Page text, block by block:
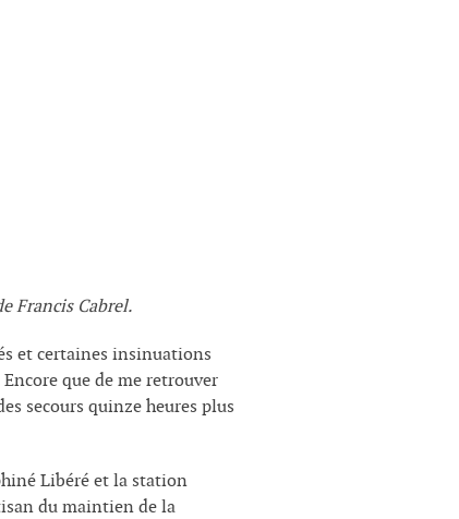
Francis Cabrel.
et certaines insinuations
que de me retrouver
secours quinze heures plus
Libéré et la station
du maintien de la